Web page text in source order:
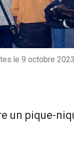
le 9 octobre 2023
un pique-